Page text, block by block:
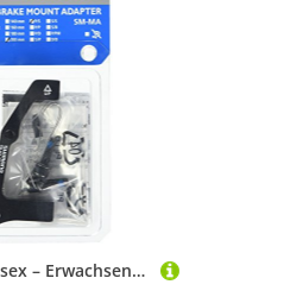
SHIMANO Unisex – Erwachsene Adapter für Pm-Bremse/is-Gabel, Noir, 20